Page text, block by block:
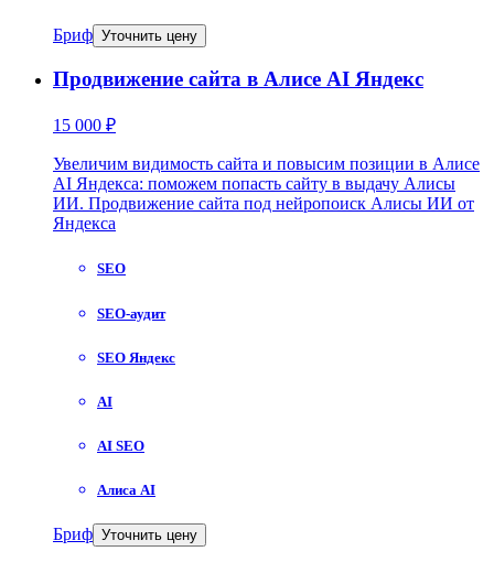
Бриф Уточнить цену
Продвижение сайта в Алисе AI Яндекс
15 000 ₽
Увеличим видимость сайта и повысим позиции в Алисе
AI Яндекса: поможем попасть сайту в выдачу Алисы
ИИ. Продвижение сайта под нейропоиск Алисы ИИ от
Яндекса
SEO
SEO-аудит
SEO Яндекс
AI
AI SEO
Алиса AI
Бриф Уточнить цену